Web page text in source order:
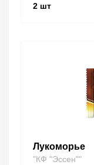
2 шт
Лукоморье
"КФ "Эссен""